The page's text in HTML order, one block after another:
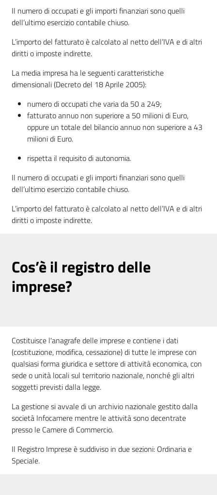
Il numero di occupati e gli importi finanziari sono quelli
dell’ultimo esercizio contabile chiuso.
L’importo del fatturato è calcolato al netto dell’IVA e di altri
diritti o imposte indirette.
La media impresa ha le seguenti caratteristiche
dimensionali (Decreto del 18 Aprile 2005):
numero di occupati che varia da 50 a 249;
fatturato annuo non superiore a 50 milioni di Euro,
oppure un totale del bilancio annuo non superiore a 43
milioni di Euro.
rispetta il requisito di autonomia.
Il numero di occupati e gli importi finanziari sono quelli
dell’ultimo esercizio contabile chiuso.
L’importo del fatturato è calcolato al netto dell’IVA e di altri
diritti o imposte indirette.
Cos’è il registro delle
imprese?
Costituisce l'anagrafe delle imprese e contiene i dati
(costituzione, modifica, cessazione) di tutte le imprese con
qualsiasi forma giuridica e settore di attività economica, con
sede o unità locali sul territorio nazionale, nonché gli altri
soggetti previsti dalla legge.
La gestione si avvale di un archivio nazionale gestito dalla
società Infocamere mentre le attività sono decentrate
presso le Camere di Commercio.
Il Registro Imprese è suddiviso in due sezioni: Ordinaria e
Speciale.